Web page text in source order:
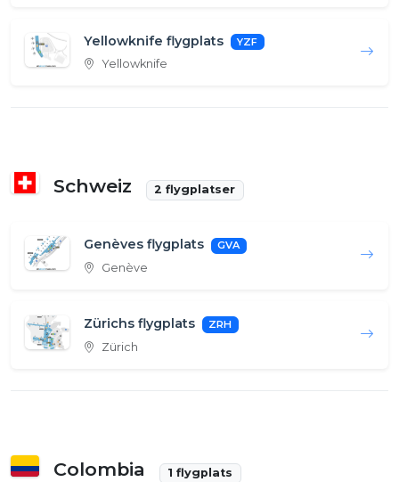
Yellowknife flygplats YZF
Yellowknife
Schweiz 2 flygplatser
Genèves flygplats GVA
Genève
Zürichs flygplats ZRH
Zürich
Colombia 1 flygplats